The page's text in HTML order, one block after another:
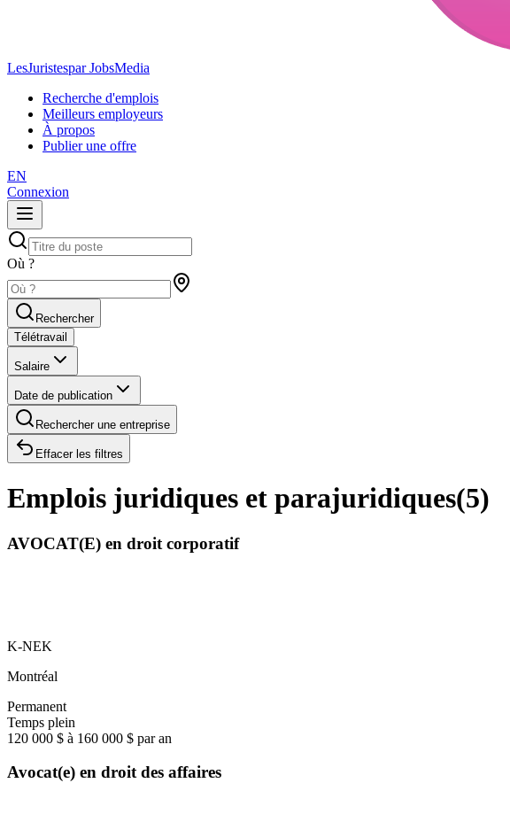
LesJuristespar JobsMedia
Recherche d'emplois
Meilleurs employeurs
À propos
Publier une offre
EN
Connexion
Où ?
Rechercher
Télétravail
Salaire
Date de publication
Rechercher une entreprise
Effacer les filtres
Emplois juridiques et parajuridiques(5)
AVOCAT(E) en droit corporatif
K-NEK
Montréal
Permanent
Temps plein
120 000 $ à 160 000 $ par an
Avocat(e) en droit des affaires